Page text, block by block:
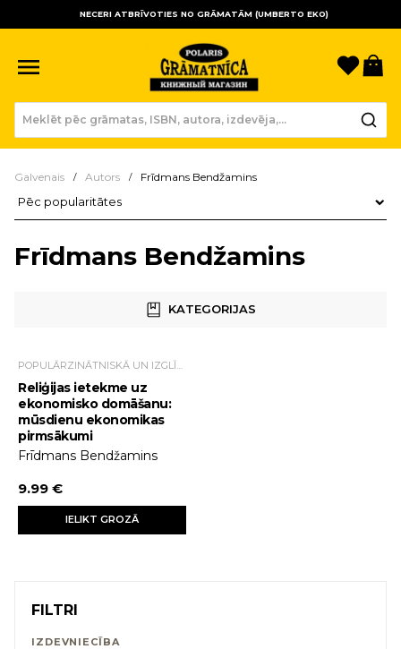
NECERI ATBRĪVOTIES NO GRĀMATĀM (UMBERTO EKO)
Galvenais Autors Frīdmans Bendžamins
Frīdmans Bendžamins
KATEGORIJAS
FILTRI
IZDEVNIECĪBA
Reliģijas ietekme uz
ekonomisko domāšanu:
mūsdienu ekonomikas
pirmsākumi
Frīdmans Bendžamins
9.99 €
IELIKT GROZĀ